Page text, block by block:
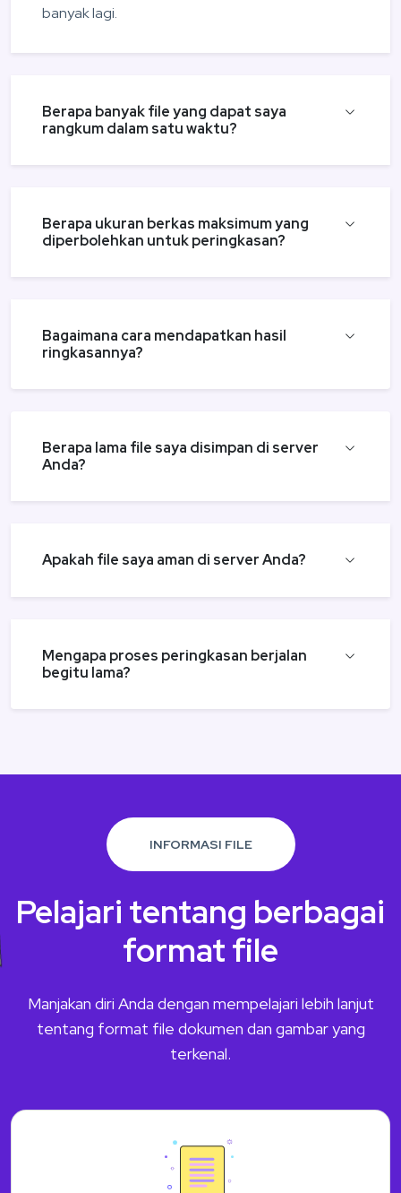
banyak lagi.
Berapa banyak file yang dapat saya
rangkum dalam satu waktu?
Berapa ukuran berkas maksimum yang
diperbolehkan untuk peringkasan?
Bagaimana cara mendapatkan hasil
ringkasannya?
Berapa lama file saya disimpan di server
Anda?
Apakah file saya aman di server Anda?
Mengapa proses peringkasan berjalan
begitu lama?
INFORMASI FILE
Pelajari tentang berbagai
format file
Manjakan diri Anda dengan mempelajari lebih lanjut
tentang format file dokumen dan gambar yang
terkenal.